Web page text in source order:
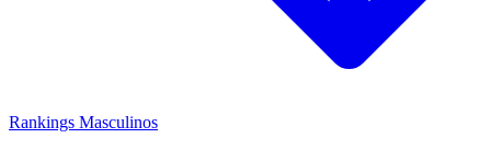
Rankings Masculinos